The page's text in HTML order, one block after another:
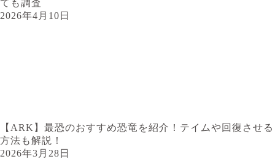
ても調査
2026年4月10日
【ARK】最恐のおすすめ恐竜を紹介！テイムや回復させる
方法も解説！
2026年3月28日